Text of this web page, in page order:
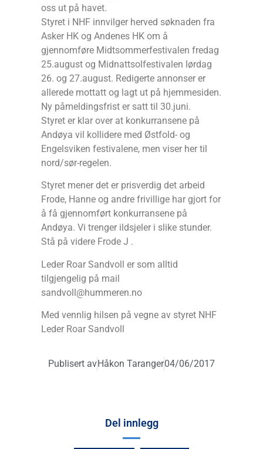
oss ut på havet.
Styret i NHF innvilger herved søknaden fra
Asker HK og Andenes HK om å
gjennomføre Midtsommerfestivalen fredag
25.august og Midnattsolfestivalen lørdag
26. og 27.august. Redigerte annonser er
allerede mottatt og lagt ut på hjemmesiden.
Ny påmeldingsfrist er satt til 30.juni.
Styret er klar over at konkurransene på
Andøya vil kollidere med Østfold- og
Engelsviken festivalene, men viser her til
nord/sør-regelen.
Styret mener det er prisverdig det arbeid
Frode, Hanne og andre frivillige har gjort for
å få gjennomført konkurransene på
Andøya. Vi trenger ildsjeler i slike stunder.
Stå på videre Frode J .
Leder Roar Sandvoll er som alltid
tilgjengelig på mail
sandvoll@hummeren.no
Med vennlig hilsen på vegne av styret NHF
Leder Roar Sandvoll
Publisert avHåkon Taranger04/06/2017
Del innlegg